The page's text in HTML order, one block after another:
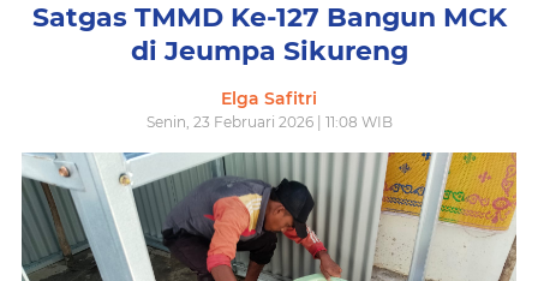
Satgas TMMD Ke-127 Bangun MCK
di Jeumpa Sikureng
Elga Safitri
Senin, 23 Februari 2026 | 11:08 WIB